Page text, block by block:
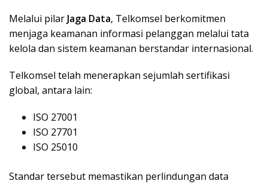
Melalui pilar Jaga Data, Telkomsel berkomitmen
menjaga keamanan informasi pelanggan melalui tata
kelola dan sistem keamanan berstandar internasional.
Telkomsel telah menerapkan sejumlah sertifikasi
global, antara lain:
ISO 27001
ISO 27701
ISO 25010
Standar tersebut memastikan perlindungan data